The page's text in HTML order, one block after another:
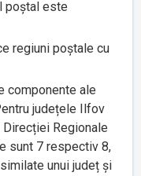
poștal este
regiuni poștale cu
componente ale
județele Ilfov
Regionale
sunt 7 respectiv 8,
unui județ și